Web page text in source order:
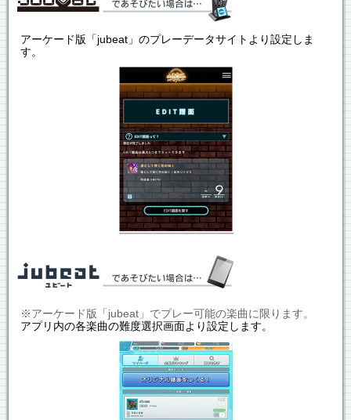
アーケード版「jubeat」のプレーデータサイトより設定しま
す。
※アーケード版「jubeat」でプレー可能の楽曲に限ります。
アプリ内の各楽曲の難度選択画面より設定します。